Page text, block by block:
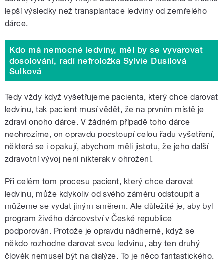
lepší výsledky než transplantace ledviny od zemřelého
dárce.
Kdo má nemocné ledviny, měl by se vyvarovat
dosolování, radí nefroložka Sylvie Dusilová
Sulková
Tedy vždy když vyšetřujeme pacienta, který chce darovat
ledvinu, tak pacient musí vědět, že na prvním místě je
zdraví onoho dárce. V žádném případě toho dárce
neohrozíme, on opravdu podstoupí celou řadu vyšetření,
některá se i opakují, abychom měli jistotu, že jeho další
zdravotní vývoj není nikterak v ohrožení.
Při celém tom procesu pacient, který chce darovat
ledvinu, může kdykoliv od svého záměru odstoupit a
můžeme se vydat jiným směrem. Ale důležité je, aby byl
program živého dárcovství v České republice
podporován. Protože je opravdu nádherné, když se
někdo rozhodne darovat svou ledvinu, aby ten druhý
člověk nemusel být na dialýze. To je něco fantastického.